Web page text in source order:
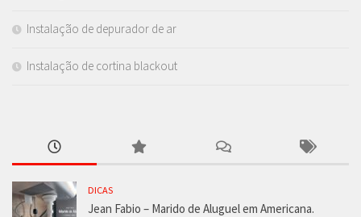
Instalação de depurador de ar
Instalação de cortina blackout
DICAS
Jean Fabio – Marido de Aluguel em Americana.